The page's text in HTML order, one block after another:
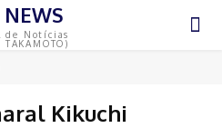
de Notícias
TAKAMOTO)
Kikuchi